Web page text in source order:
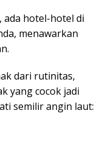
ada hotel-hotel di
menawarkan
dari rutinitas,
yang cocok jadi
semilir angin laut: